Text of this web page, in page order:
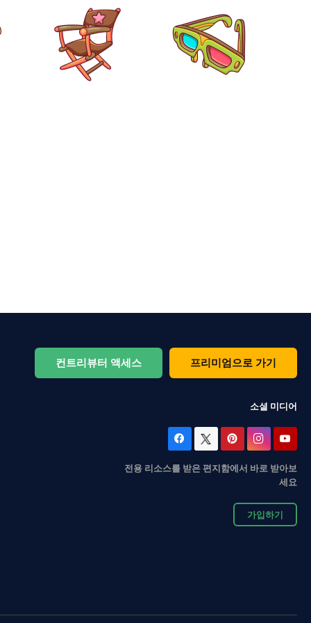
컨트리뷰터 액세스 프리미엄으로 가기
소셜 미디어
전용 리소스를 받은 편지함에서 바로 받아보
세요
가입하기